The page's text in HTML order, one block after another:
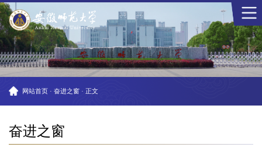
网站首页 · 奋进之窗 · 正文
奋进之窗